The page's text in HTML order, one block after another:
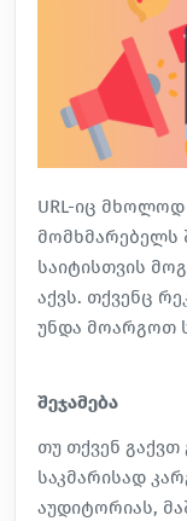
URL-იც მხოლოდ
მომხმარებელს
საიტისთვის
აქვს. თქვენც
უნდა მოარგოთ
შეჯამება
თუ თქვენ გაქვთ
საკმარისად
აუდიტორიას,